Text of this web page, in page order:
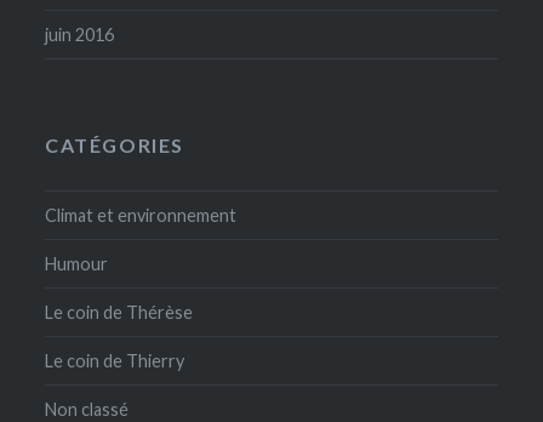
juin 2016
CATÉGORIES
Climat et environnement
Humour
Le coin de Thérèse
Le coin de Thierry
Non classé